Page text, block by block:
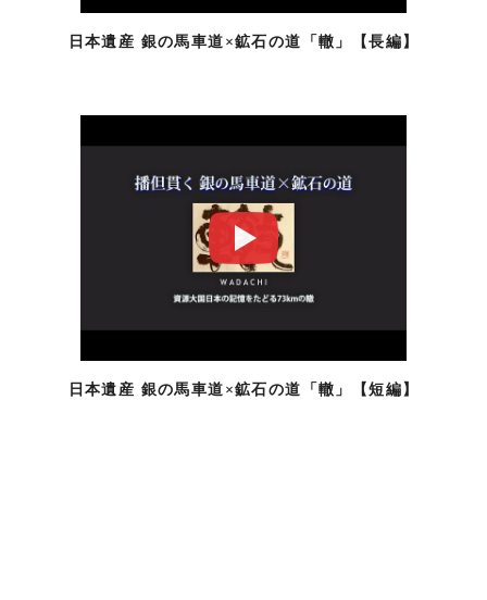
日本遺産 銀の馬車道×鉱石の道「轍」【長編】
日本遺産 銀の馬車道×鉱石の道「轍」【短編】